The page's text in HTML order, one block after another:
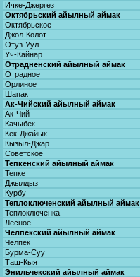
Ичке-Джергез
Октябрьский айылный аймак
Октябрьское
Джол-Колот
Отуз-Уул
Уч-Кайнар
Отрадненский айылный аймак
Отрадное
Орлиное
Шапак
Ак-Чийский айылный аймак
Ак-Чий
Качыбек
Кек-Джайык
Кызыл-Джар
Советское
Тепкенский айылный аймак
Тепке
Джылдыз
Курбу
Теплоключенский айылный аймак
Теплоключенка
Лесное
Челпекский айылный аймак
Челпек
Бурма-Суу
Таш-Кыя
Энильчекский айылный аймак